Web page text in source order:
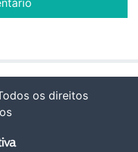
os direitos